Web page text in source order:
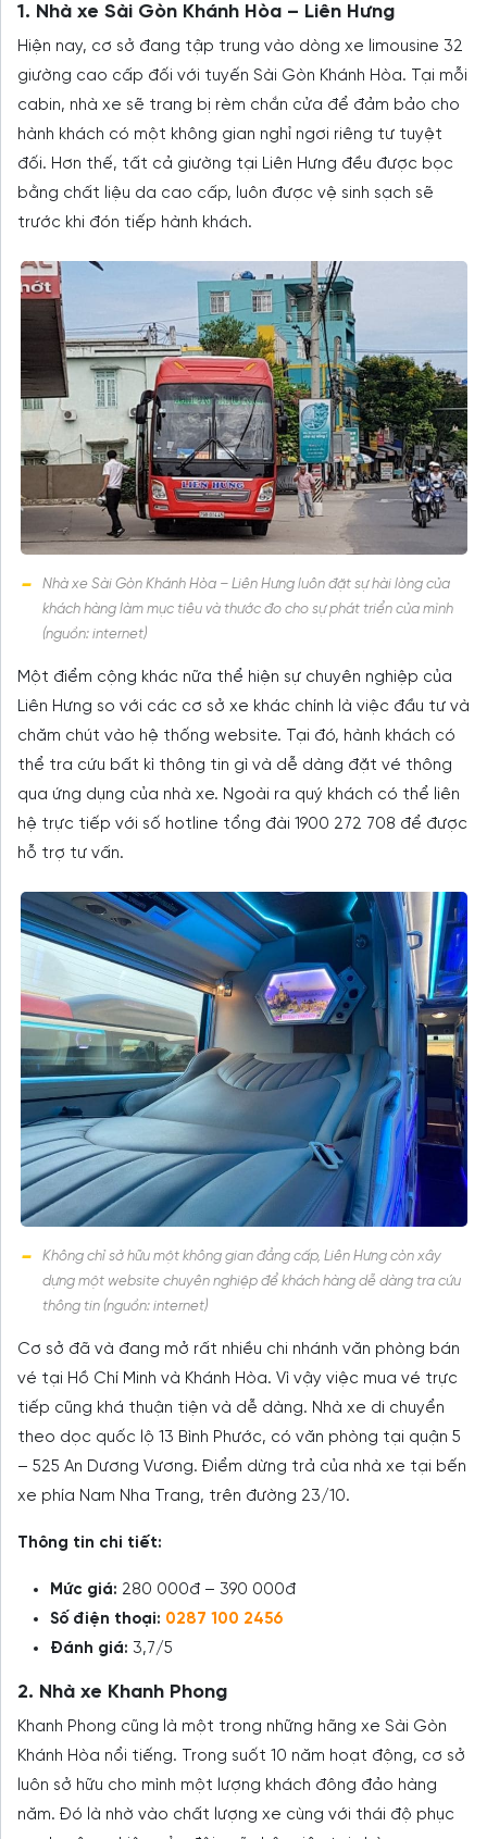
1. Nhà xe Sài Gòn Khánh Hòa – Liên Hưng
Hiện nay, cơ sở đang tập trung vào dòng xe limousine 32
giường cao cấp đối với tuyến Sài Gòn Khánh Hòa. Tại mỗi
cabin, nhà xe sẽ trang bị rèm chắn cửa để đảm bảo cho
hành khách có một không gian nghỉ ngơi riêng tư tuyệt
đối. Hơn thế, tất cả giường tại Liên Hưng đều được bọc
bằng chất liệu da cao cấp, luôn được vệ sinh sạch sẽ
trước khi đón tiếp hành khách.
Nhà xe Sài Gòn Khánh Hòa – Liên Hưng luôn đặt sự hài lòng của
khách hàng làm mục tiêu và thước đo cho sự phát triển của mình
(nguồn: internet)
Một điểm cộng khác nữa thể hiện sự chuyên nghiệp của
Liên Hưng so với các cơ sở xe khác chính là việc đầu tư và
chăm chút vào hệ thống website. Tại đó, hành khách có
thể tra cứu bất kì thông tin gì và dễ dàng đặt vé thông
qua ứng dụng của nhà xe. Ngoài ra quý khách có thể liên
hệ trực tiếp với số hotline tổng đài 1900 272 708 để được
hỗ trợ tư vấn.
Không chỉ sở hữu một không gian đẳng cấp, Liên Hưng còn xây
dựng một website chuyên nghiệp để khách hàng dễ dàng tra cứu
thông tin (nguồn: internet)
Cơ sở đã và đang mở rất nhiều chi nhánh văn phòng bán
vé tại Hồ Chí Minh và Khánh Hòa. Vì vậy việc mua vé trực
tiếp cũng khá thuận tiện và dễ dàng. Nhà xe di chuyển
theo dọc quốc lộ 13 Bình Phước, có văn phòng tại quận 5
– 525 An Dương Vương. Điểm dừng trả của nhà xe tại bến
xe phía Nam Nha Trang, trên đường 23/10.
Thông tin chi tiết:
Mức giá: 280 000đ – 390 000đ
Số điện thoại: 0287 100 2456
Đánh giá: 3,7/5
2. Nhà xe Khanh Phong
Khanh Phong cũng là một trong những hãng xe Sài Gòn
Khánh Hòa nổi tiếng. Trong suốt 10 năm hoạt động, cơ sở
luôn sở hữu cho mình một lượng khách đông đảo hàng
năm. Đó là nhờ vào chất lượng xe cùng với thái độ phục